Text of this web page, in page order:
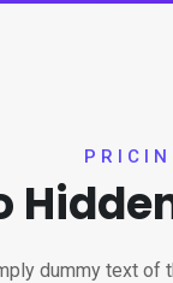
dummy text of